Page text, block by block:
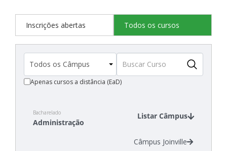
Inscrições abertas Todos os cursos
Apenas cursos a distância (EaD)
Bacharelado
Administração
Listar Câmpus
Câmpus Joinville